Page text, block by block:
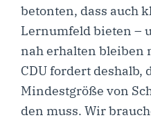
beton­ten, dass auch
Lern­um­feld bie­ten –
nah erhal­ten blei­ben
CDU for­dert des­halb,
Min­dest­grö­ße von
den muss. Wir